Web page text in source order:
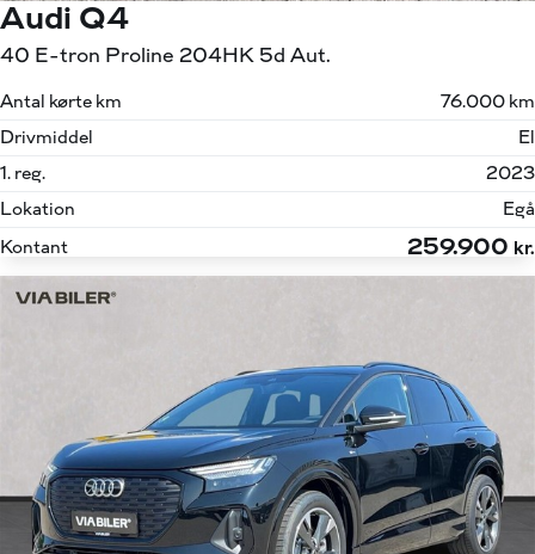
Audi Q4
40 E-tron Proline 204HK 5d Aut.
Antal kørte km
76.000 km
Drivmiddel
El
1. reg.
2023
Lokation
Egå
Kontant
259.900 kr.